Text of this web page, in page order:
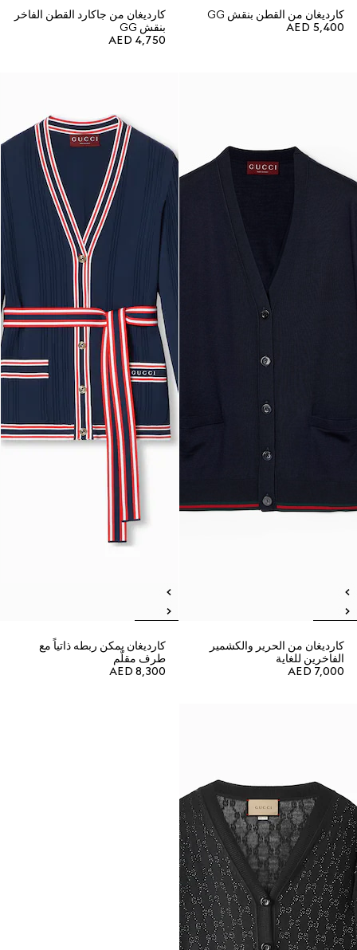
كارديغان من القطن بنقش GG
AED 5,400
كارديغان من جاكارد القطن الفاخر
بنقش GG
AED 4,750
كارديغان من الحرير والكشمير
الفاخرين للغاية
AED 7,000
كارديغان يمكن ربطه ذاتياً مع
طرف مقلّم
AED 8,300